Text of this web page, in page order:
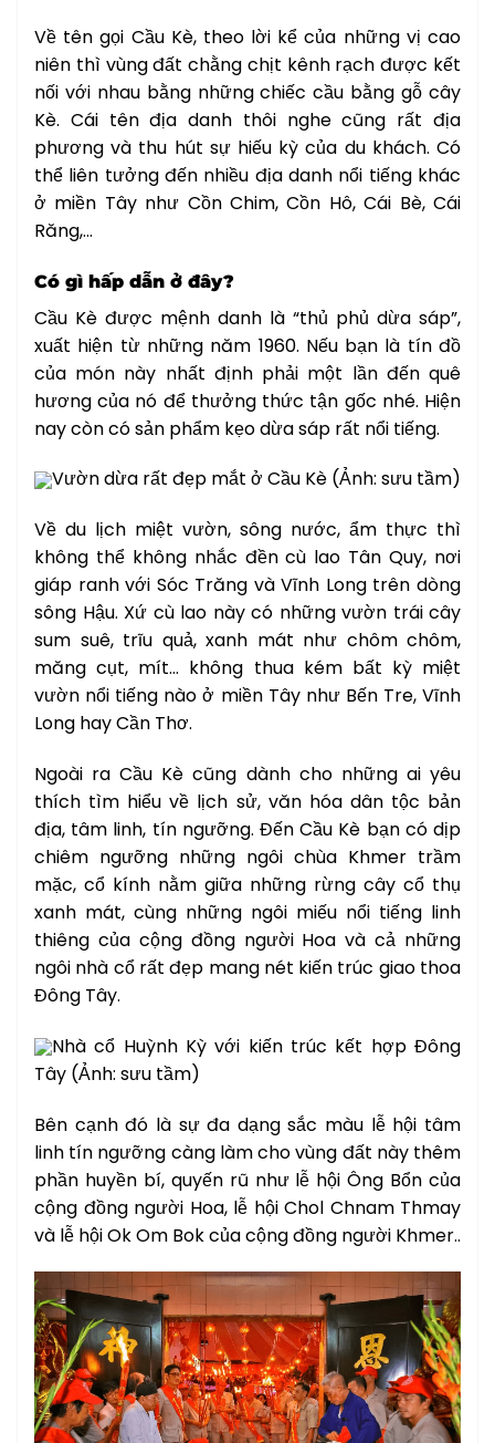
Về tên gọi Cầu Kè, theo lời kể của những vị cao
niên thì vùng đất chằng chịt kênh rạch được kết
nối với nhau bằng những chiếc cầu bằng gỗ cây
Kè. Cái tên địa danh thôi nghe cũng rất địa
phương và thu hút sự hiếu kỳ của du khách. Có
thể liên tưởng đến nhiều địa danh nổi tiếng khác
ở miền Tây như Cồn Chim, Cồn Hô, Cái Bè, Cái
Răng,…
Có gì hấp dẫn ở đây?
Cầu Kè được mệnh danh là “thủ phủ dừa sáp”,
xuất hiện từ những năm 1960. Nếu bạn là tín đồ
của món này nhất định phải một lần đến quê
hương của nó để thưởng thức tận gốc nhé. Hiện
nay còn có sản phẩm kẹo dừa sáp rất nổi tiếng.
Vườn dừa rất đẹp mắt ở Cầu Kè (Ảnh: sưu tầm)
Về du lịch miệt vườn, sông nước, ẩm thực thì
không thể không nhắc đền cù lao Tân Quy, nơi
giáp ranh với Sóc Trăng và Vĩnh Long trên dòng
sông Hậu. Xứ cù lao này có những vườn trái cây
sum suê, trĩu quả, xanh mát như chôm chôm,
măng cụt, mít… không thua kém bất kỳ miệt
vườn nổi tiếng nào ở miền Tây như Bến Tre, Vĩnh
Long hay Cần Thơ.
Ngoài ra Cầu Kè cũng dành cho những ai yêu
thích tìm hiểu về lịch sử, văn hóa dân tộc bản
địa, tâm linh, tín ngưỡng. Đến Cầu Kè bạn có dịp
chiêm ngưỡng những ngôi chùa Khmer trầm
mặc, cổ kính nằm giữa những rừng cây cổ thụ
xanh mát, cùng những ngôi miếu nổi tiếng linh
thiêng của cộng đồng người Hoa và cả những
ngôi nhà cổ rất đẹp mang nét kiến trúc giao thoa
Đông Tây.
Nhà cổ Huỳnh Kỳ với kiến trúc kết hợp Đông
Tây (Ảnh: sưu tầm)
Bên cạnh đó là sự đa dạng sắc màu lễ hội tâm
linh tín ngưỡng càng làm cho vùng đất này thêm
phần huyền bí, quyến rũ như lễ hội Ông Bổn của
cộng đồng người Hoa, lễ hội Chol Chnam Thmay
và lễ hội Ok Om Bok của cộng đồng người Khmer..